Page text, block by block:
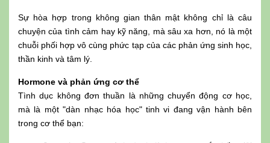
Sự hòa hợp trong không gian thân mật không chỉ là câu
chuyện của tình cảm hay kỹ năng, mà sâu xa hơn, nó là một
chuỗi phối hợp vô cùng phức tạp của các phản ứng sinh học,
thần kinh và tâm lý.
Hormone và phản ứng cơ thể
Tình dục không đơn thuần là những chuyển động cơ học,
mà là một "dàn nhạc hóa học" tinh vi đang vận hành bên
trong cơ thể bạn: